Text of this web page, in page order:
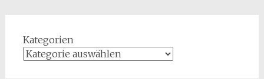
Kategorien